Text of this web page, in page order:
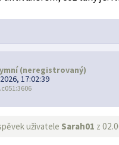
(neregistrovaný)
17:02:39
uživatele Sarah01 z